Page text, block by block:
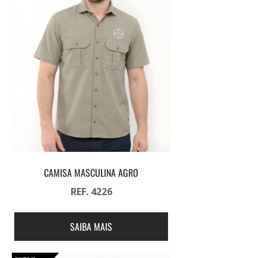
CAMISA MASCULINA AGRO
REF. 4226
SAIBA MAIS